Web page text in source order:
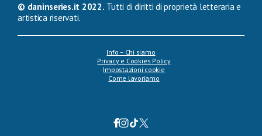
© daninseries.it 2022. Tutti di diritti di proprietà letteraria e
artistica riservati.
Info – Chi siamo
Privacy e Cookies Policy
Impostazioni cookie
Come lavoriamo